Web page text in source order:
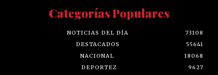
Categorías Populares
NOTICIAS DEL DÍA
73108
DESTACADOS
55641
NACIONAL
18068
DEPORTEZ
9627